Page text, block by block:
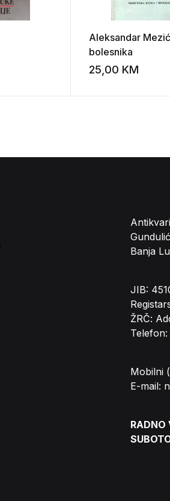
Add to wishlist
Aleksandar
bolesnika
25,00 KM
Banja
JIB:
ŽRČ:
Mobilni
E-mail: